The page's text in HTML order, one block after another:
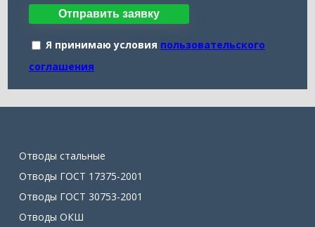
Отправить заявку
Я принимаю условия пользовательского
соглашения
Отводы стальные
Отводы ГОСТ 17375-2001
Отводы ГОСТ 30753-2001
Отводы ОКШ